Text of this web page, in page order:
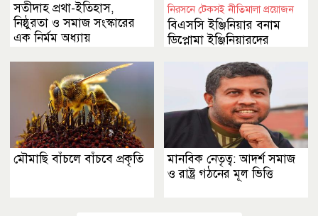
সতীদাহ প্রথা-ইতিহাস,
নিষ্ঠুরতা ও সমাজ সংস্কারের
এক নির্মম অধ্যায়
নিরসনে টেকসই নীতিমালা প্রয়োজন
বিএসসি ইঞ্জিনিয়ার বনাম
ডিপ্লোমা ইঞ্জিনিয়ারদের
মৌমাছি বাঁচলে বাঁচবে প্রকৃতি
মানবিক নেতৃত্ব: আদর্শ সমাজ
ও রাষ্ট্র গঠনের মূল ভিত্তি